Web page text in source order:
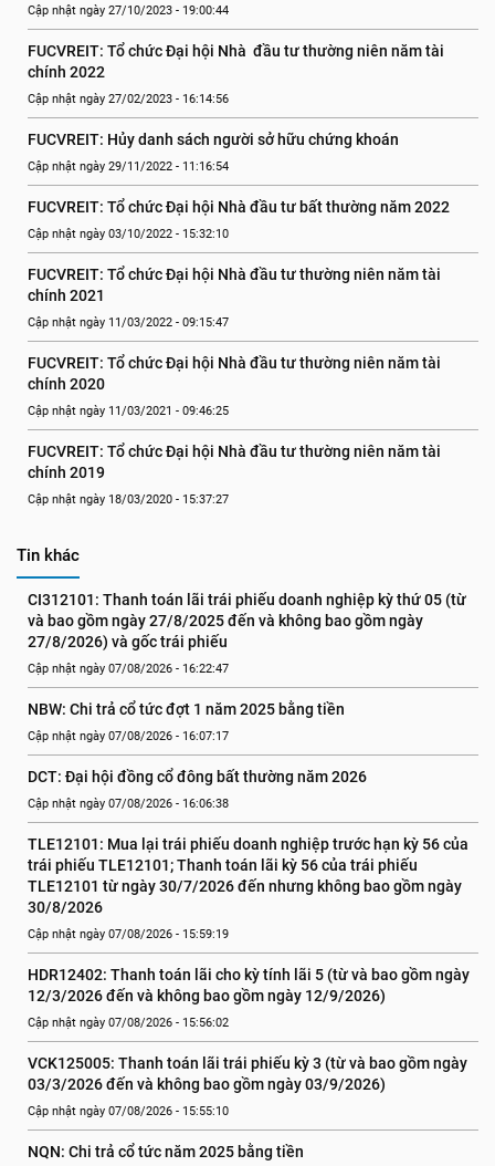
Cập nhật ngày 27/10/2023 - 19:00:44
FUCVREIT: Tổ chức Đại hội Nhà  đầu tư thường niên năm tài
chính 2022
Cập nhật ngày 27/02/2023 - 16:14:56
FUCVREIT: Hủy danh sách người sở hữu chứng khoán
Cập nhật ngày 29/11/2022 - 11:16:54
FUCVREIT: Tổ chức Đại hội Nhà đầu tư bất thường năm 2022
Cập nhật ngày 03/10/2022 - 15:32:10
FUCVREIT: Tổ chức Đại hội Nhà đầu tư thường niên năm tài
chính 2021
Cập nhật ngày 11/03/2022 - 09:15:47
FUCVREIT: Tổ chức Đại hội Nhà đầu tư thường niên năm tài
chính 2020
Cập nhật ngày 11/03/2021 - 09:46:25
FUCVREIT: Tổ chức Đại hội Nhà đầu tư thường niên năm tài
chính 2019
Cập nhật ngày 18/03/2020 - 15:37:27
Tin khác
CI312101: Thanh toán lãi trái phiếu doanh nghiệp kỳ thứ 05 (từ
và bao gồm ngày 27/8/2025 đến và không bao gồm ngày
27/8/2026) và gốc trái phiếu
Cập nhật ngày 07/08/2026 - 16:22:47
NBW: Chi trả cổ tức đợt 1 năm 2025 bằng tiền
Cập nhật ngày 07/08/2026 - 16:07:17
DCT: Đại hội đồng cổ đông bất thường năm 2026
Cập nhật ngày 07/08/2026 - 16:06:38
TLE12101: Mua lại trái phiếu doanh nghiệp trước hạn kỳ 56 của
trái phiếu TLE12101; Thanh toán lãi kỳ 56 của trái phiếu
TLE12101 từ ngày 30/7/2026 đến nhưng không bao gồm ngày
30/8/2026
Cập nhật ngày 07/08/2026 - 15:59:19
HDR12402: Thanh toán lãi cho kỳ tính lãi 5 (từ và bao gồm ngày
12/3/2026 đến và không bao gồm ngày 12/9/2026)
Cập nhật ngày 07/08/2026 - 15:56:02
VCK125005: Thanh toán lãi trái phiếu kỳ 3 (từ và bao gồm ngày
03/3/2026 đến và không bao gồm ngày 03/9/2026)
Cập nhật ngày 07/08/2026 - 15:55:10
NQN: Chi trả cổ tức năm 2025 bằng tiền